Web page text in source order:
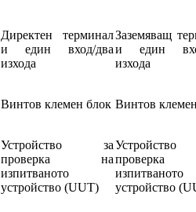
Директен терминал
и един вход/два
изхода
Заземяващ
и един
изхода
Винтов клемен блок Винтов
Устройство за
проверка на
изпитваното
устройство (UUT)
изпитваното
устройство